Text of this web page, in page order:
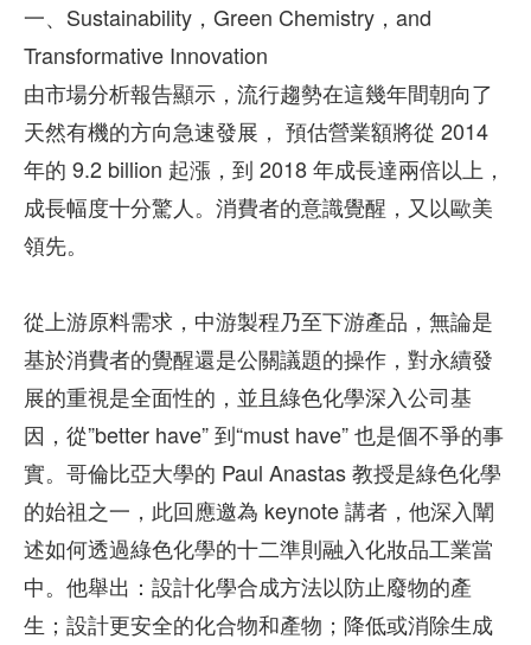
一、Sustainability，Green Chemistry，and
Transformative Innovation
由市場分析報告顯示，流行趨勢在這幾年間朝向了
天然有機的方向急速發展， 預估營業額將從 2014
年的 9.2 billion 起漲，到 2018 年成長達兩倍以上，
成長幅度十分驚人。消費者的意識覺醒，又以歐美
領先。
從上游原料需求，中游製程乃至下游產品，無論是
基於消費者的覺醒還是公關議題的操作，對永續發
展的重視是全面性的，並且綠色化學深入公司基
因，從”better have” 到“must have” 也是個不爭的事
實。哥倫比亞大學的 Paul Anastas 教授是綠色化學
的始祖之一，此回應邀為 keynote 講者，他深入闡
述如何透過綠色化學的十二準則融入化妝品工業當
中。他舉出：設計化學合成方法以防止廢物的產
生；設計更安全的化合物和產物；降低或消除生成